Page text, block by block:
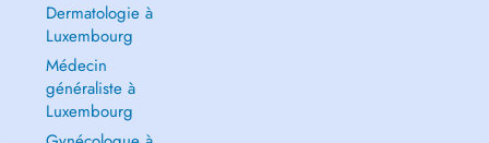
Dermatologie à
Luxembourg
Médecin
généraliste à
Luxembourg